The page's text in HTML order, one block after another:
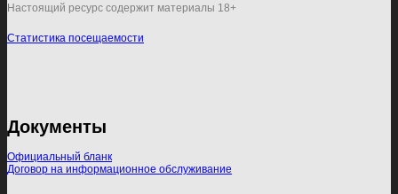
Настоящий ресурс содержит материалы 18+
Статистика посещаемости
Документы
Официальный бланк
Договор на информационное обслуживание